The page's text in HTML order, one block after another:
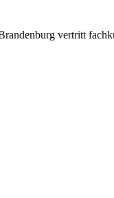
vertritt